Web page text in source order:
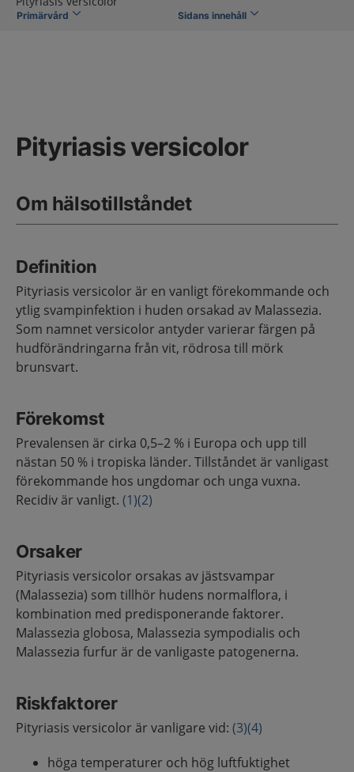
Primärvård Sidans innehåll
Pityriasis versicolor
Om hälsotillståndet
Definition
Pityriasis versicolor är en vanligt förekommande och
ytlig svampinfektion i huden orsakad av Malassezia.
Som namnet versicolor antyder varierar färgen på
hudförändringarna från vit, rödrosa till mörk
brunsvart.
Förekomst
Prevalensen är cirka 0,5–2 % i Europa och upp till
nästan 50 % i tropiska länder. Tillståndet är vanligast
förekommande hos ungdomar och unga vuxna.
Recidiv är vanligt. (1)(2)
Orsaker
Pityriasis versicolor orsakas av jästsvampar
(Malassezia) som tillhör hudens normalflora, i
kombination med predisponerande faktorer.
Malassezia globosa, Malassezia sympodialis och
Malassezia furfur är de vanligaste patogenerna.
Riskfaktorer
Pityriasis versicolor är vanligare vid: (3)(4)
höga temperaturer och hög luftfuktighet